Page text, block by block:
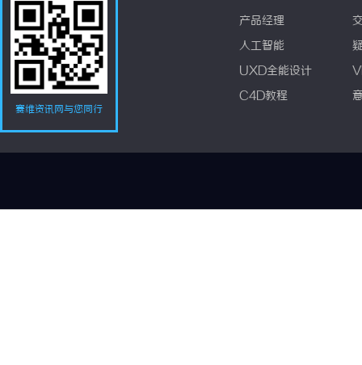
赛维资讯网与您同行
产品经理
人工智能
UXD全能设计
C4D教程